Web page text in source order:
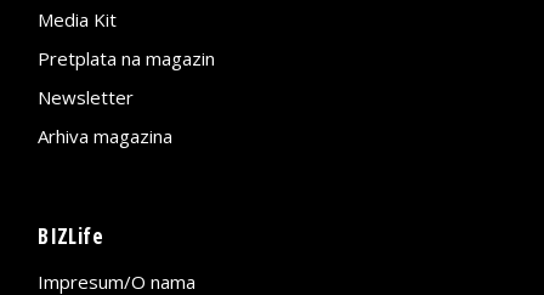
Media Kit
Pretplata na magazin
Newsletter
Arhiva magazina
BIZLife
Impresum/O nama